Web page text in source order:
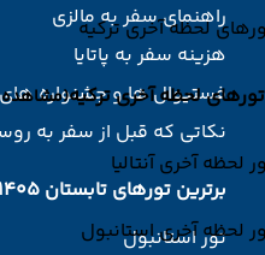
لحظه آخری ترکیه
تورهای لحظه آخری ترکیه
لحظه آخری آنتالیا
لحظه آخری استانبول
راهنمای سفر به مالزی
هزینه سفر به پاتایا
فستیوال ها و جشنواره
نکاتی که قبل از سفر به
برترین تورهای تابستان 1405
تور استانبول